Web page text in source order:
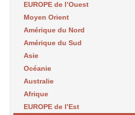
EUROPE de l’Ouest
Moyen Orient
Amérique du Nord
Amérique du Sud
Asie
Océanie
Australie
Afrique
EUROPE de l’Est